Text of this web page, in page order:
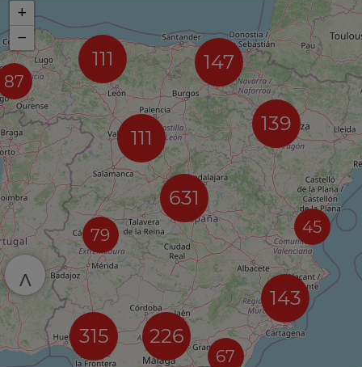
87
111 147
111
79
631
226
315
139
67
45
143
+
−
^